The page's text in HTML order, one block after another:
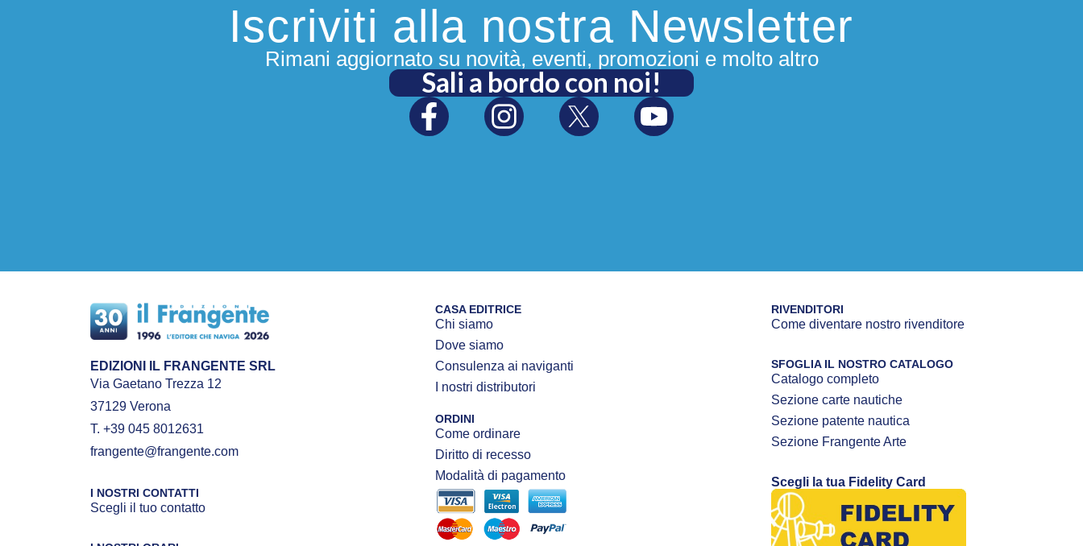
Iscriviti alla nostra Newsletter
Rimani aggiornato su novità, eventi, promozioni e molto altro
Sali a bordo con noi!
EDIZIONI IL FRANGENTE SRL
Via Gaetano Trezza 12
37129 Verona
T. +39 045 8012631
frangente@frangente.com
I NOSTRI CONTATTI
Scegli il tuo contatto
CASA EDITRICE
Chi siamo
Dove siamo
Consulenza ai naviganti
I nostri distributori
ORDINI
Come ordinare
Diritto di recesso
Modalità di pagamento
RIVENDITORI
Come diventare nostro rivenditore
SFOGLIA IL NOSTRO CATALOGO
Catalogo completo
Sezione carte nautiche
Sezione patente nautica
Sezione Frangente Arte
Scegli la tua Fidelity Card